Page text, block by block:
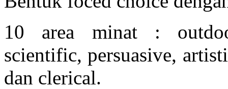
10 area minat :
scientific, persuasive,
dan clerical.